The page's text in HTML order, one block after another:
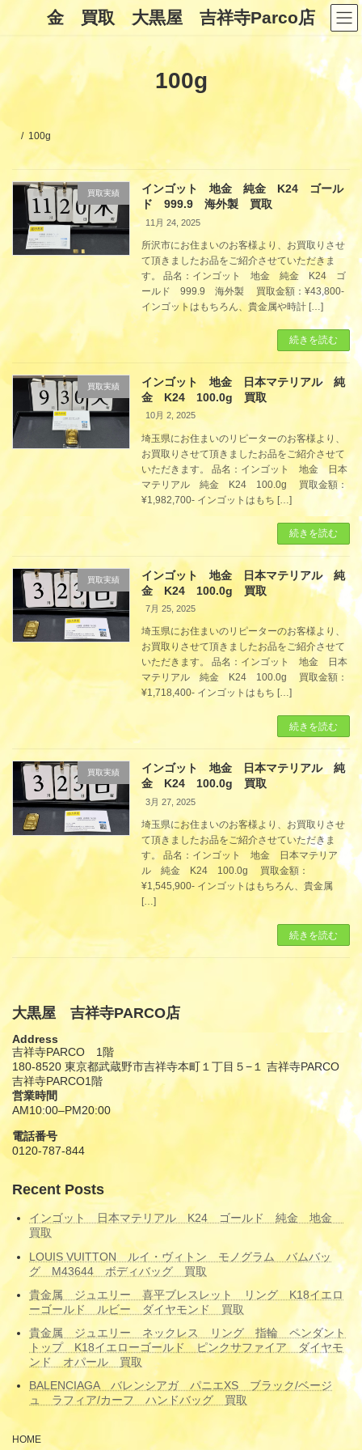
ン
キ
ッ
ー
に
移
金 買取 大黒屋 吉祥寺Parco店
100g
100g
買取実績
インゴット 地金 純金 K24 ゴール
ド 999.9 海外製 買取
11月 24, 2025
所沢市にお住まいのお客様より、お買取りさせ
て頂きましたお品をご紹介させていただきま
す。 品名：インゴット 地金 純金 K24 ゴ
ールド 999.9 海外製 買取金額：¥43,800-
インゴットはもちろん、貴金属や時計 […]
続きを読む
買取実績
インゴット 地金 日本マテリアル 純
金 K24 100.0g 買取
10月 2, 2025
埼玉県にお住まいのリピーターのお客様より、
お買取りさせて頂きましたお品をご紹介させて
いただきます。 品名：インゴット 地金 日本
マテリアル 純金 K24 100.0g 買取金額：
¥1,982,700- インゴットはもち […]
続きを読む
買取実績
インゴット 地金 日本マテリアル 純
金 K24 100.0g 買取
7月 25, 2025
埼玉県にお住まいのリピーターのお客様より、
お買取りさせて頂きましたお品をご紹介させて
いただきます。 品名：インゴット 地金 日本
マテリアル 純金 K24 100.0g 買取金額：
¥1,718,400- インゴットはもち […]
続きを読む
買取実績
インゴット 地金 日本マテリアル 純
金 K24 100.0g 買取
3月 27, 2025
埼玉県にお住まいのお客様より、お買取りさせ
て頂きましたお品をご紹介させていただきま
す。 品名：インゴット 地金 日本マテリア
ル 純金 K24 100.0g 買取金額：
¥1,545,900- インゴットはもちろん、貴金属
[…]
続きを読む
大黒屋 吉祥寺PARCO店
Address
吉祥寺PARCO 1階
180-8520 東京都武蔵野市吉祥寺本町１丁目５−１ 吉祥寺PARCO
吉祥寺PARCO1階
営業時間
AM10:00–PM20:00
電話番号
0120-787-844
Recent Posts
インゴット 日本マテリアル K24 ゴールド 純金 地金
買取
LOUIS VUITTON ルイ・ヴィトン モノグラム バムバッ
グ M43644 ボディバッグ 買取
貴金属 ジュエリー 喜平ブレスレット リング K18イエロ
ーゴールド ルビー ダイヤモンド 買取
貴金属 ジュエリー ネックレス リング 指輪 ペンダント
トップ K18イエローゴールド ピンクサファイア ダイヤモ
ンド オパール 買取
BALENCIAGA バレンシアガ パニエXS ブラック/ベージ
ュ ラフィア/カーフ ハンドバッグ 買取
HOME